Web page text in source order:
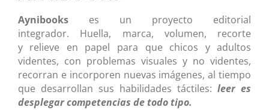
Aynibookses un proyecto editorial
integrador. Huella, marca, volumen, recorte
y relieve en papel para que chicos y adultos
videntes, con problemas visuales y no videntes,
recorran e incorporen nuevas imágenes, al tiempo
que desarrollan sus habilidades táctiles:leer es
desplegar competencias de todo tipo.